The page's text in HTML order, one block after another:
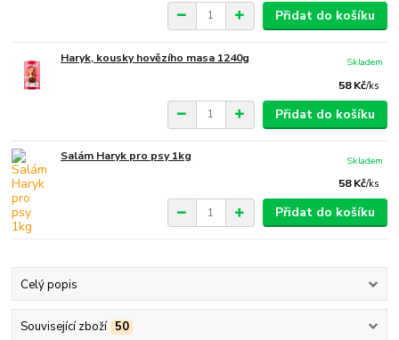
Přidat do košíku
Haryk, kousky hovězího masa 1240g
58 Kč/ks
Skladem
Přidat do košíku
Salám Haryk pro psy 1kg
58 Kč/ks
Skladem
Přidat do košíku
Celý popis
Související zboží 50